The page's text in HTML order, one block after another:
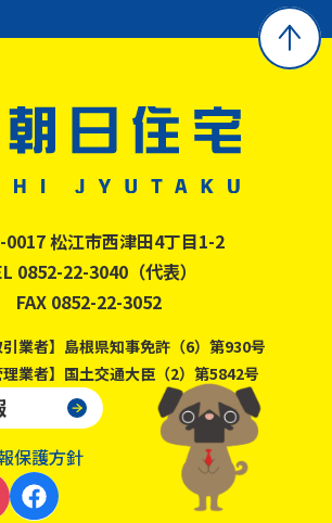
0017 松江市西津田4丁目1-2
0852-22-3040（代表）
FAX 0852-22-3052
引業者】島根県知事免許（6）第930号
理業者】国土交通大臣（2）第5842号
保護方針